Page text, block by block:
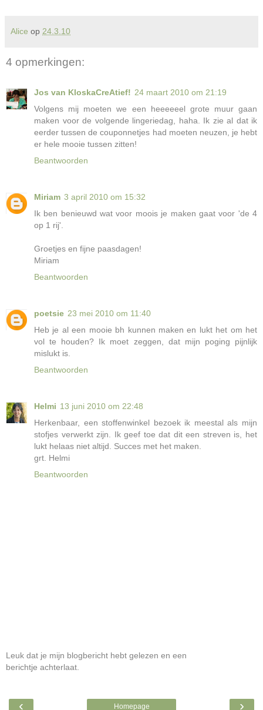
Alice op 24.3.10
4 opmerkingen:
Jos van KloskaCreAtief! 24 maart 2010 om 21:19
Volgens mij moeten we een heeeeeel grote muur gaan
maken voor de volgende lingeriedag, haha. Ik zie al dat ik
eerder tussen de couponnetjes had moeten neuzen, je hebt
er hele mooie tussen zitten!
Beantwoorden
Miriam 3 april 2010 om 15:32
Ik ben benieuwd wat voor moois je maken gaat voor 'de 4
op 1 rij'.
Groetjes en fijne paasdagen!
Miriam
Beantwoorden
poetsie 23 mei 2010 om 11:40
Heb je al een mooie bh kunnen maken en lukt het om het
vol te houden? Ik moet zeggen, dat mijn poging pijnlijk
mislukt is.
Beantwoorden
Helmi 13 juni 2010 om 22:48
Herkenbaar, een stoffenwinkel bezoek ik meestal als mijn
stofjes verwerkt zijn. Ik geef toe dat dit een streven is, het
lukt helaas niet altijd. Succes met het maken.
grt. Helmi
Beantwoorden
Leuk dat je mijn blogbericht hebt gelezen en een
berichtje achterlaat.
‹ ›
Homepage